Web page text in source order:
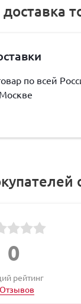
по всей
0
рейтинг